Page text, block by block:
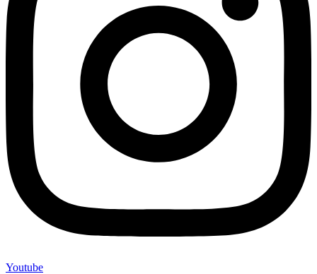
Youtube